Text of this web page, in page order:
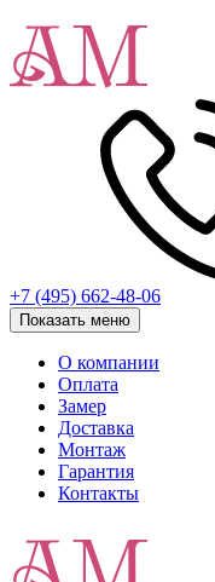
+7 (495) 662-48-06
Показать меню
О компании
Оплата
Замер
Доставка
Монтаж
Гарантия
Контакты